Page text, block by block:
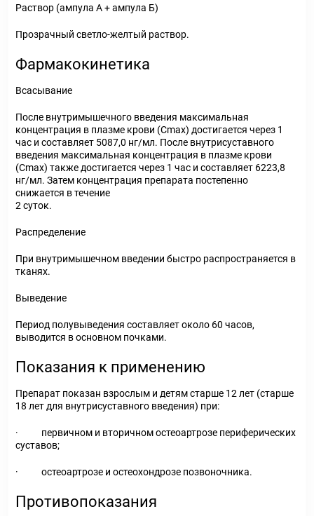
Раствор (ампула А + ампула Б)
Прозрачный светло-желтый раствор.
Фармакокинетика
Всасывание
После внутримышечного введения максимальная
концентрация в плазме крови (Сmax) достигается через 1
час и составляет 5087,0 нг/мл. После внутрисуставного
введения максимальная концентрация в плазме крови
(Сmax) также достигается через 1 час и составляет 6223,8
нг/мл. Затем концентрация препарата постепенно
снижается в течение
2 суток.
Распределение
При внутримышечном введении быстро распространяется в
тканях.
Выведение
Период полувыведения составляет около 60 часов,
выводится в основном почками.
Показания к применению
Препарат показан взрослым и детям старше 12 лет (старше
18 лет для внутрисуставного введения) при:
· первичном и вторичном остеоартрозе периферических
суставов;
· остеоартрозе и остеохондрозе позвоночника.
Противопоказания